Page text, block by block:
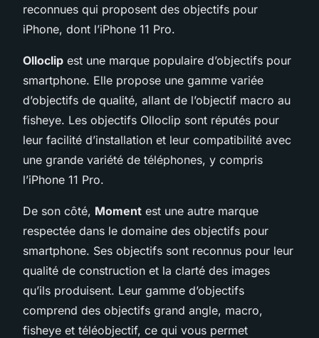
reconnues qui proposent des objectifs pour
iPhone, dont l’iPhone 11 Pro.
Olloclip est une marque populaire d’objectifs pour
smartphone. Elle propose une gamme variée
d’objectifs de qualité, allant de l’objectif macro au
fisheye. Les objectifs Olloclip sont réputés pour
leur facilité d’installation et leur compatibilité avec
une grande variété de téléphones, y compris
l’iPhone 11 Pro.
De son côté, Moment est une autre marque
respectée dans le domaine des objectifs pour
smartphone. Ses objectifs sont reconnus pour leur
qualité de construction et la clarté des images
qu’ils produisent. Leur gamme d’objectifs
comprend des objectifs grand angle, macro,
fisheye et téléobjectif, ce qui vous permet